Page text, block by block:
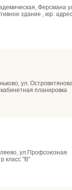
Ферсмана
здание , юр. адрес
ул.
планировка
ул.Профсоюзная
класс "В"